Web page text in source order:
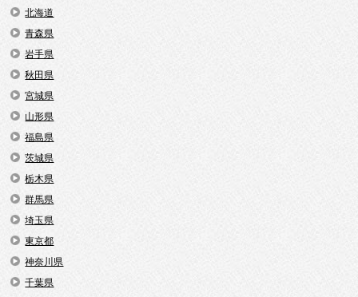
北海道
青森県
岩手県
秋田県
宮城県
山形県
福島県
茨城県
栃木県
群馬県
埼玉県
東京都
神奈川県
千葉県